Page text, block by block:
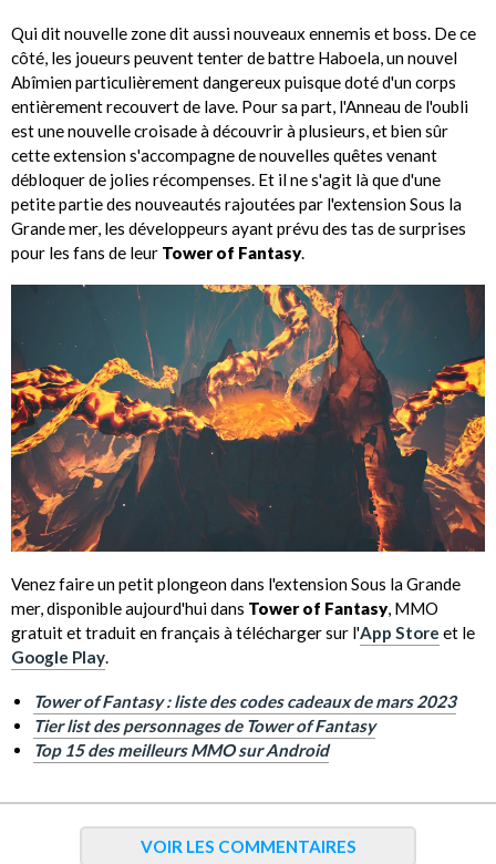
Qui dit nouvelle zone dit aussi nouveaux ennemis et boss. De ce
côté, les joueurs peuvent tenter de battre Haboela, un nouvel
Abîmien particulièrement dangereux puisque doté d'un corps
entièrement recouvert de lave. Pour sa part, l'Anneau de l'oubli
est une nouvelle croisade à découvrir à plusieurs, et bien sûr
cette extension s'accompagne de nouvelles quêtes venant
débloquer de jolies récompenses. Et il ne s'agit là que d'une
petite partie des nouveautés rajoutées par l'extension Sous la
Grande mer, les développeurs ayant prévu des tas de surprises
pour les fans de leur Tower of Fantasy.
Venez faire un petit plongeon dans l'extension Sous la Grande
mer, disponible aujourd'hui dans Tower of Fantasy, MMO
gratuit et traduit en français à télécharger sur l'App Store et le
Google Play.
Tower of Fantasy : liste des codes cadeaux de mars 2023
Tier list des personnages de Tower of Fantasy
Top 15 des meilleurs MMO sur Android
VOIR LES COMMENTAIRES